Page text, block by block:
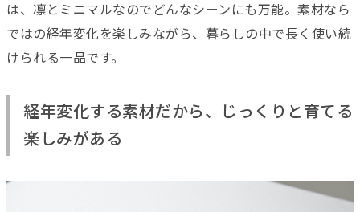
は、凛とミニマルなのでどんなシーンにも万能。素材なら
ではの経年変化を楽しみながら、暮らしの中で長く使い続
けられる一品です。
経年変化する素材だから、じっくりと育てる
楽しみがある